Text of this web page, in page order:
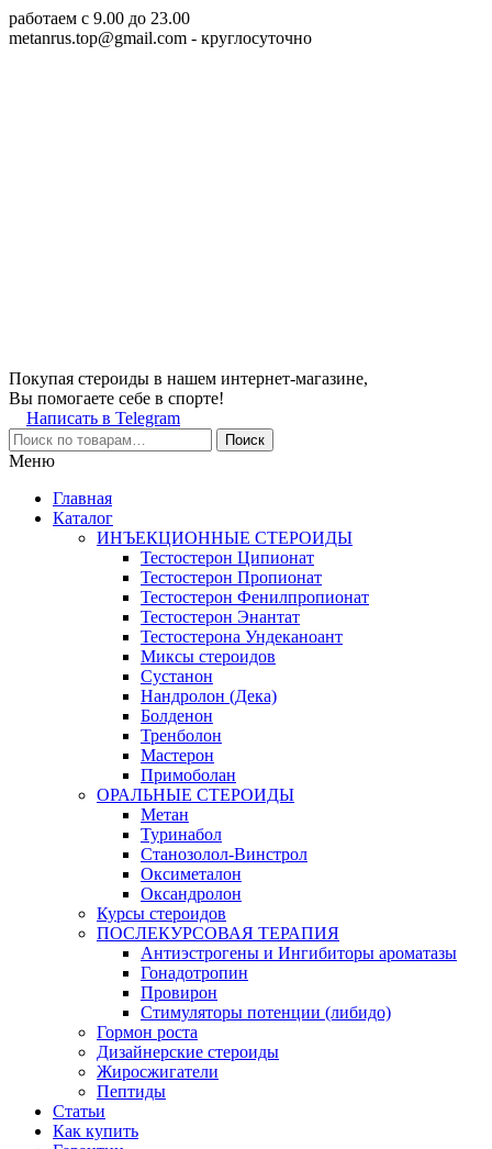
работаем c 9.00 до 23.00
metanrus.top@gmail.com - круглосуточно
Покупая стероиды в нашем интернет-магазине,
Вы помогаете себе в спорте!
Написать в Telegram
Поиск
Меню
Главная
Каталог
ИНЪЕКЦИОННЫЕ СТЕРОИДЫ
Тестостерон Ципионат
Тестостерон Пропионат
Тестостерон Фенилпропионат
Тестостерон Энантат
Тестостерона Ундеканоант
Миксы стероидов
Сустанон
Нандролон (Дека)
Болденон
Тренболон
Мастерон
Примоболан
ОРАЛЬНЫЕ СТЕРОИДЫ
Метан
Туринабол
Станозолол-Винстрол
Оксиметалон
Оксандролон
Курсы стероидов
ПОСЛЕКУРСОВАЯ ТЕРАПИЯ
Антиэстрогены и Ингибиторы ароматазы
Гонадотропин
Провирон
Стимуляторы потенции (либидо)
Гормон роста
Дизайнерские стероиды
Жиросжигатели
Пептиды
Статьи
Как купить